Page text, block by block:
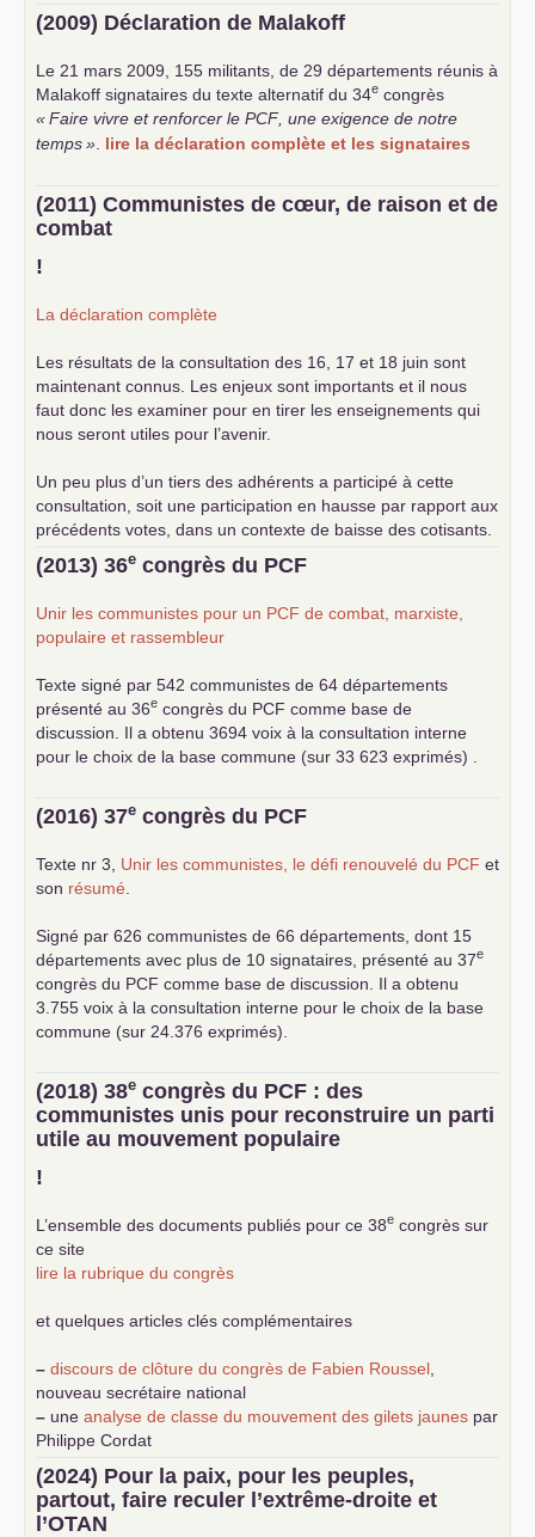
(2009) Déclaration de Malakoff
Le 21 mars 2009, 155 militants, de 29 départements réunis à
Malakoff signataires du texte alternatif du 34e congrès
«Faire vivre et renforcer le PCF , une exigence de notre
temps» lire la déclaration complète et les signataires
(2011) Communistes de cœur, de raison et de
combat
!
La déclaration complète
Les résultats de la consultation des 16, 17 et 18 juin sont
maintenant connus. Les enjeux sont importants et il nous
faut donc les examiner pour en tirer les enseignements qui
nous seront utiles pour l’avenir.
Un peu plus d’un tiers des adhérents a participé à cette
consultation, soit une participation en hausse par rapport aux
précédents votes, dans un contexte de baisse des cotisants.
... lire la suite
(2013) 36e congrès du PCF
Unir les communistes pour un PCF de combat, marxiste,
populaire et rassembleur
Texte signé par 542 communistes de 64 départements
présenté au 36e congrès du PCF comme base de
discussion. Il a obtenu 3694 voix à la consultation interne
pour le choix de la base commune (sur 33 623 exprimés) .
(2016) 37e congrès du PCF
Texte nr 3, Unir les communistes, le défi renouvelé du PCF et
son résumé
Signé par 626 communistes de 66 départements, dont 15
départements avec plus de 10 signataires, présenté au 37e
congrès du PCF comme base de discussion. Il a obtenu
3.755 voix à la consultation interne pour le choix de la base
commune (sur 24.376 exprimés).
(2018) 38e congrès du PCF : des
communistes unis pour reconstruire un parti
utile au mouvement populaire
!
L’ensemble des documents publiés pour ce 38e congrès sur
ce site
lire la rubrique du congrès
et quelques articles clés complémentaires
– discours de clôture du congrès de Fabien Roussel
nouveau secrétaire national
– une analyse de classe du mouvement des gilets jaunes par
Philippe Cordat
–
un texte de Jean-Claude Delaunay
le marxisme est la
science sociale de notre temps
–un appel proposé aux partis communistes et ouvrier
(2024) Pour la paix, pour les peuples,
partout, faire reculer l’extrême-droite et
l’OTAN